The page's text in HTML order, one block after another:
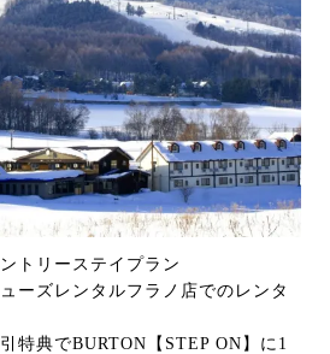
トリーステイプラン
ーズレンタルフラノ店でのレンタ
特典でBURTON【STEP ON】に1